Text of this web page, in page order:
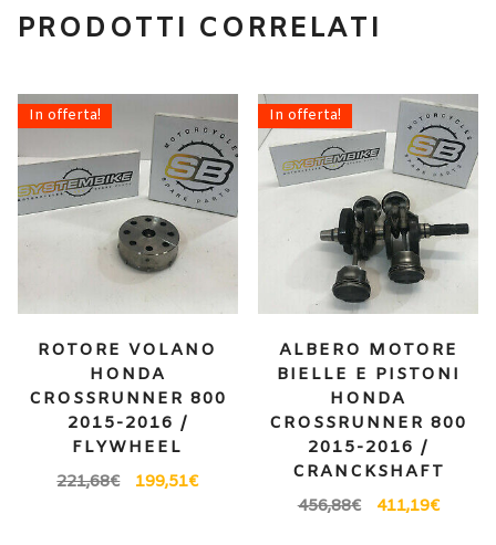
PRODOTTI CORRELATI
In offerta!
ROTORE VOLANO
HONDA
CROSSRUNNER 800
2015-2016 /
FLYWHEEL
221,68€ 199,51€
In offerta!
ALBERO MOTORE
BIELLE E PISTONI
HONDA
CROSSRUNNER 800
2015-2016 /
CRANCKSHAFT
456,88€ 411,19€